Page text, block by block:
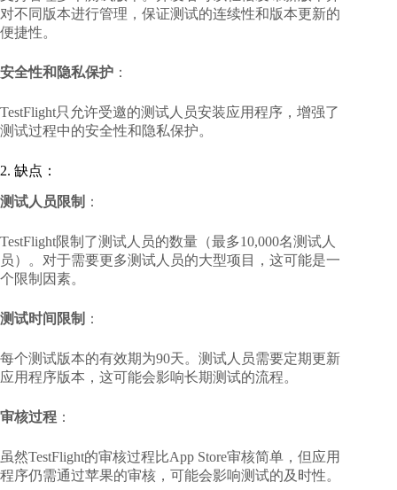
对不同版本进行管理，保证测试的连续性和版本更新的
便捷性。
安全性和隐私保护 ：
TestFlight只允许受邀的测试人员安装应用程序，增强了
测试过程中的安全性和隐私保护。
2. 缺点：
测试人员限制 ：
TestFlight限制了测试人员的数量（最多10,000名测试人
员）。对于需要更多测试人员的大型项目，这可能是一
个限制因素。
测试时间限制 ：
每个测试版本的有效期为90天。测试人员需要定期更新
应用程序版本，这可能会影响长期测试的流程。
审核过程 ：
虽然TestFlight的审核过程比App Store审核简单，但应用
程序仍需通过苹果的审核，可能会影响测试的及时性。